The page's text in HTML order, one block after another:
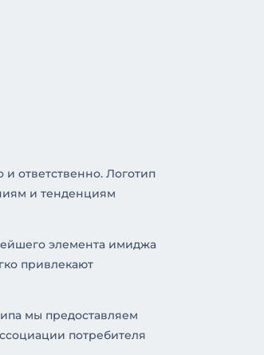
ответственно. Логотип
и тенденциям
элемента имиджа
привлекают
мы предоставляем
потребителя